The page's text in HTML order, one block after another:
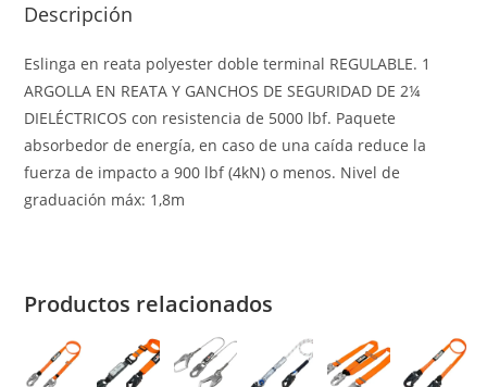
Descripción
Eslinga en reata polyester doble terminal REGULABLE. 1
ARGOLLA EN REATA Y GANCHOS DE SEGURIDAD DE 2¼
DIELÉCTRICOS con resistencia de 5000 lbf. Paquete
absorbedor de energía, en caso de una caída reduce la
fuerza de impacto a 900 lbf (4kN) o menos. Nivel de
graduación máx: 1,8m
Productos relacionados